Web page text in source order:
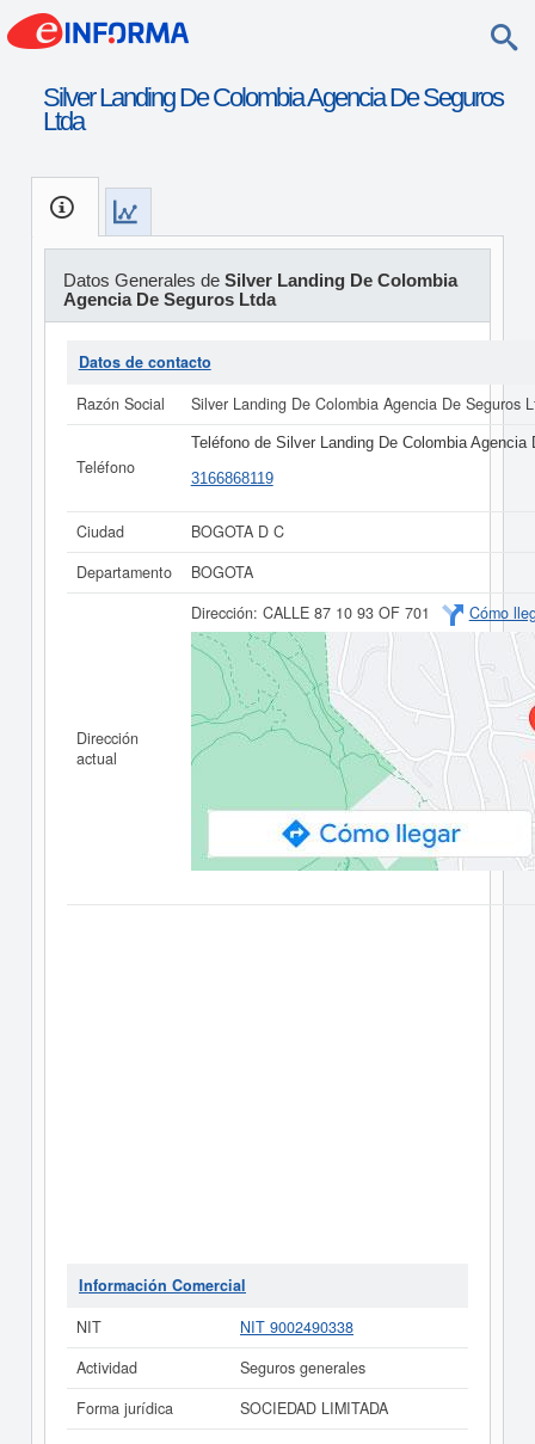
Silver Landing De Colombia Agencia De Seguros
Ltda
Datos Generales de Silver Landing De Colombia
Agencia De Seguros Ltda
Datos de contacto
Razón Social
Silver Landing De Colombia Agencia De Seguros
Teléfono
Teléfono de Silver Landing De Colombia Agencia
3166868119
Ciudad
BOGOTA D C
Departamento
BOGOTA
Dirección
actual
Dirección: CALLE 87 10 93 OF 701 Cómo
Información Comercial
NIT
NIT 9002490338
Actividad
Seguros generales
Forma jurídica
SOCIEDAD LIMITADA